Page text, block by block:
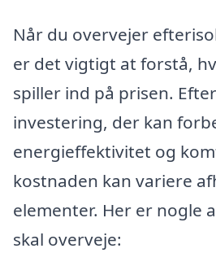
Når du overvejer
er det vigtigt at forstå,
spiller ind på prisen.
investering, der kan
energieffektivitet og
kostnaden kan variere
elementer. Her er nogle
skal overveje: